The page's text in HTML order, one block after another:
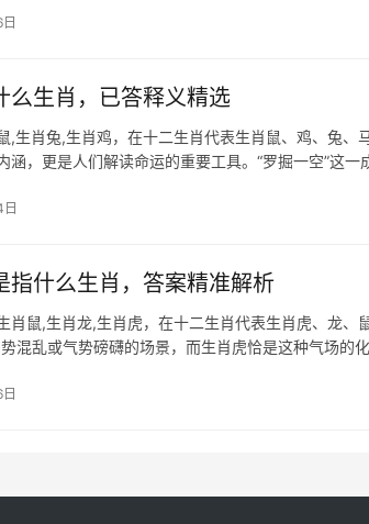
么生肖，已答释义精选
,生肖兔,生肖鸡，在十二生肖代表生肖鼠、鸡、兔
涵，更是人们解读命运的重要工具。“罗掘一空”这
指什么生肖，答案精准解析
肖鼠,生肖龙,生肖虎，在十二生肖代表生肖虎、龙
混乱或气势磅礴的场景，而生肖虎恰是这种气场的